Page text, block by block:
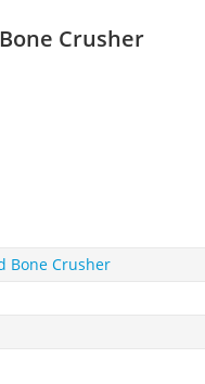
Crusher
Bone Crusher